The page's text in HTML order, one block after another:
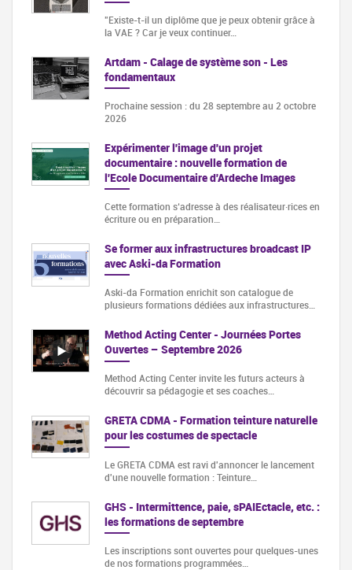
"Existe-t-il un diplôme que je peux obtenir grâce à
la VAE ? Car je veux continuer…
Artdam - Calage de système son - Les
fondamentaux
Prochaine session : du 28 septembre au 2 octobre
2026
Expérimenter l'image d'un projet
documentaire : nouvelle formation de
l'Ecole Documentaire d'Ardeche Images
Cette formation s‘adresse à des réalisateur·rices en
écriture ou en préparation…
Se former aux infrastructures broadcast IP
avec Aski-da Formation
Aski-da Formation enrichit son catalogue de
plusieurs formations dédiées aux infrastructures…
Method Acting Center - Journées Portes
Ouvertes – Septembre 2026
Method Acting Center invite les futurs acteurs à
découvrir sa pédagogie et ses coaches…
GRETA CDMA - Formation teinture naturelle
pour les costumes de spectacle
Le GRETA CDMA est ravi d'annoncer le lancement
d'une nouvelle formation : Teinture…
GHS - Intermittence, paie, sPAIEctacle, etc. :
les formations de septembre
Les inscriptions sont ouvertes pour quelques-unes
de nos formations programmées…